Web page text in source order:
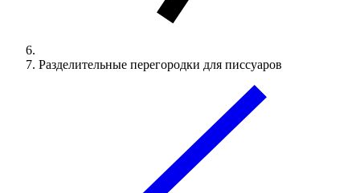
Разделительные перегородки для писсуаров